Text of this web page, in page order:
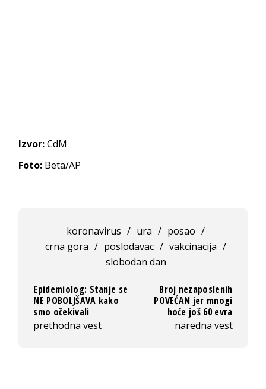
Izvor:CdM
Foto: Beta/AP
koronavirus / ura / posao /
crna gora / poslodavac / vakcinacija /
slobodan dan
Epidemiolog: Stanje se
NE POBOLJŠAVA kako
smo očekivali
prethodna vest
Broj nezaposlenih
POVEĆAN jer mnogi
hoće još 60 evra
naredna vest